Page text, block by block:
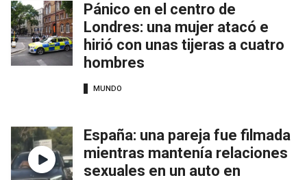
Pánico en el centro de
Londres: una mujer atacó e
hirió con unas tijeras a cuatro
hombres
MUNDO
España: una pareja fue filmada
mientras mantenía relaciones
sexuales en un auto en